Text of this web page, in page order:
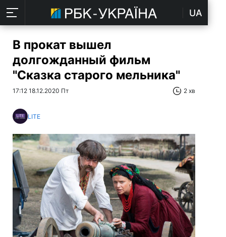
UA
В прокат вышел
долгожданный фильм
"Сказка старого мельника"
17:12 18.12.2020 Пт 2 хв
LITE